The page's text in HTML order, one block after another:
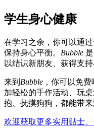
学生身心健康
在学习之余，你可以通
保持身心平衡。 Bubble
以结识新朋友、获得支持
来到 Bubble ，你可以免
加轻松的手作活动、玩
抱、抚摸狗狗，都能带来
欢迎获取更多实用贴士、